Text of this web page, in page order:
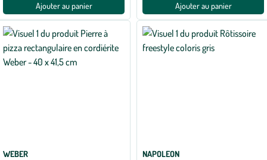
Ajouter au panier
Ajouter au panier
WEBER
NAPOLEON